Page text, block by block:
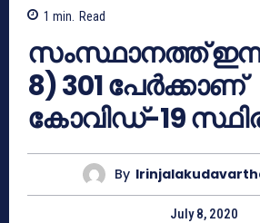
1 min. Read
സംസ്ഥാനത്ത്
8) 301 പേര്‍ക്കാണ്
കോവിഡ്-19
By
July 8, 2020